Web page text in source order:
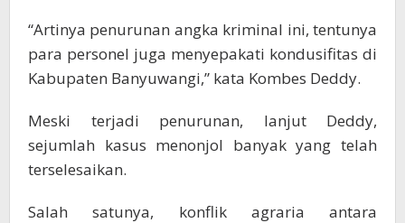
“Artinya penurunan angka kriminal ini, tentunya
para personel juga menyepakati kondusifitas di
Kabupaten Banyuwangi,” kata Kombes Deddy.
Meski terjadi penurunan, lanjut Deddy,
sejumlah kasus menonjol banyak yang telah
terselesaikan.
Salah satunya, konflik agraria antara